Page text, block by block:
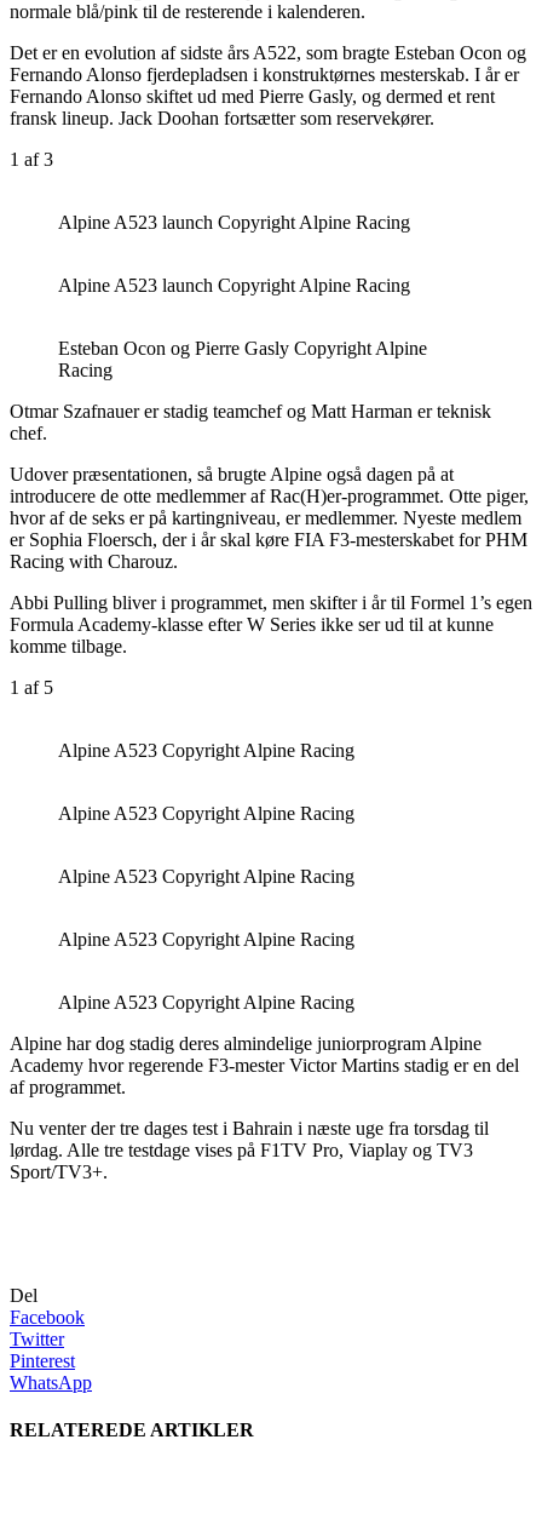
normale blå/pink til de resterende i kalenderen.
Det er en evolution af sidste års A522, som bragte Esteban Ocon og
Fernando Alonso fjerdepladsen i konstruktørnes mesterskab. I år er
Fernando Alonso skiftet ud med Pierre Gasly, og dermed et rent
fransk lineup. Jack Doohan fortsætter som reservekører.
1 af 3
Alpine A523 launch Copyright Alpine Racing
Alpine A523 launch Copyright Alpine Racing
Esteban Ocon og Pierre Gasly Copyright Alpine
Racing
Otmar Szafnauer er stadig teamchef og Matt Harman er teknisk
chef.
Udover præsentationen, så brugte Alpine også dagen på at
introducere de otte medlemmer af Rac(H)er-programmet. Otte piger,
hvor af de seks er på kartingniveau, er medlemmer. Nyeste medlem
er Sophia Floersch, der i år skal køre FIA F3-mesterskabet for PHM
Racing with Charouz.
Abbi Pulling bliver i programmet, men skifter i år til Formel 1’s egen
Formula Academy-klasse efter W Series ikke ser ud til at kunne
komme tilbage.
1 af 5
Alpine A523 Copyright Alpine Racing
Alpine A523 Copyright Alpine Racing
Alpine A523 Copyright Alpine Racing
Alpine A523 Copyright Alpine Racing
Alpine A523 Copyright Alpine Racing
Alpine har dog stadig deres almindelige juniorprogram Alpine
Academy hvor regerende F3-mester Victor Martins stadig er en del
af programmet.
Nu venter der tre dages test i Bahrain i næste uge fra torsdag til
lørdag. Alle tre testdage vises på F1TV Pro, Viaplay og TV3
Sport/TV3+.
Del
Facebook
Twitter
Pinterest
WhatsApp
RELATEREDE ARTIKLER